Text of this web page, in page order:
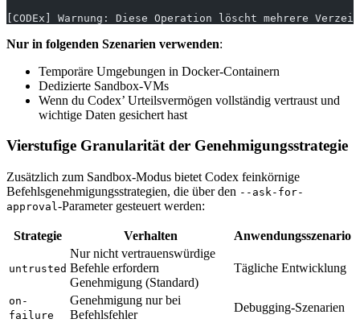
[CODEx] Warnung: Diese Operation löscht mehrere
Nur in folgenden Szenarien verwenden:
Temporäre Umgebungen in Docker-Containern
Dedizierte Sandbox-VMs
Wenn du Codex’ Urteilsvermögen vollständig vertraust und
wichtige Daten gesichert hast
Vierstufige Granularität der Genehmigungsstrategie
Zusätzlich zum Sandbox-Modus bietet Codex feinkörnige
Befehlsgenehmigungsstrategien, die über den --ask-for-
approval-Parameter gesteuert werden:
Strategie Verhalten Anwendungsszenario
untrusted
Nur nicht vertrauenswürdige
Befehle erfordern
Genehmigung (Standard)
Tägliche Entwicklung
on-
failure
Genehmigung nur bei
Befehlsfehler
Debugging-Szenarien